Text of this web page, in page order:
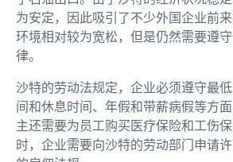
为安定，因此吸引了不少外国企业前
环境相对较为宽松，但是仍然需要遵
律。
沙特的劳动法规定，企业必须遵守最
间和休息时间、年假和带薪病假等方
主还需要为员工购买医疗保险和工伤
时，企业需要向沙特的劳动部门申请